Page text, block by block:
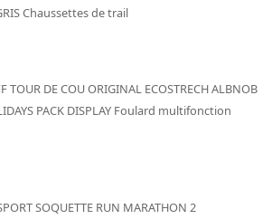
Chaussettes de trail
TOUR DE COU ORIGINAL ECOSTRECH ALBNOB
PACK DISPLAY Foulard multifonction
SOQUETTE RUN MARATHON 2